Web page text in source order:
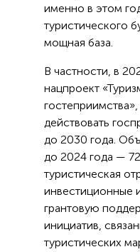
именно в этом
туристического
мощная база.
В частности, в
нацпроект
действовать
до 2030 года.
до 2024 года —
туристическая
инвестиционные
грантовую
инициатив,
туристических